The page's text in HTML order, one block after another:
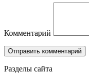
Комментарий
Разделы сайта